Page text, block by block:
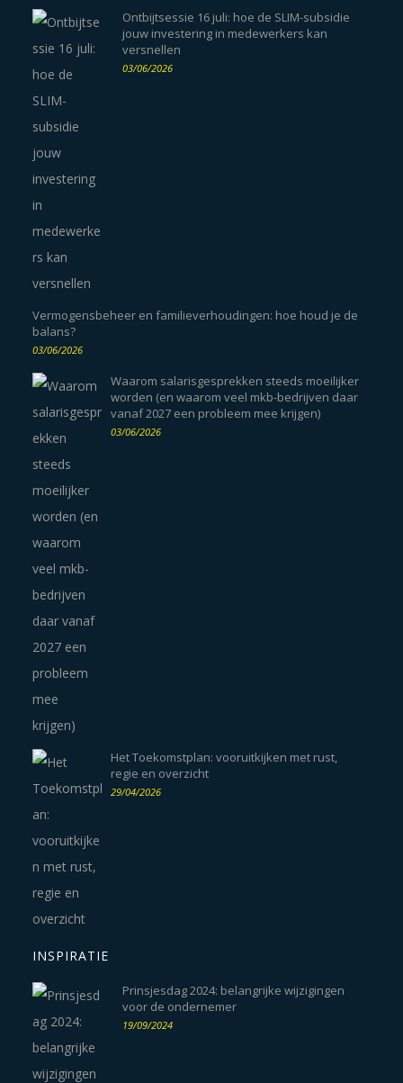
Ontbijtsessie 16 juli: hoe de SLIM-subsidie
jouw investering in medewerkers kan
versnellen
03/06/2026
Vermogensbeheer en familieverhoudingen: hoe houd je de
balans?
03/06/2026
Waarom salarisgesprekken steeds moeilijker
worden (en waarom veel mkb-bedrijven daar
vanaf 2027 een probleem mee krijgen)
03/06/2026
Het Toekomstplan: vooruitkijken met rust,
regie en overzicht
29/04/2026
INSPIRATIE
Prinsjesdag 2024: belangrijke wijzigingen
voor de ondernemer
19/09/2024